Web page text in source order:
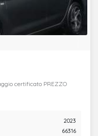
certificato PREZZO
2023
66316